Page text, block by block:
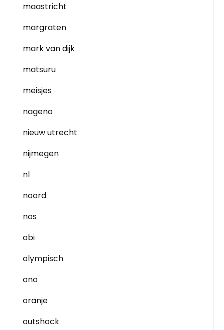
maastricht
margraten
mark van dijk
matsuru
meisjes
nageno
nieuw utrecht
nijmegen
nl
noord
nos
obi
olympisch
ono
oranje
outshock